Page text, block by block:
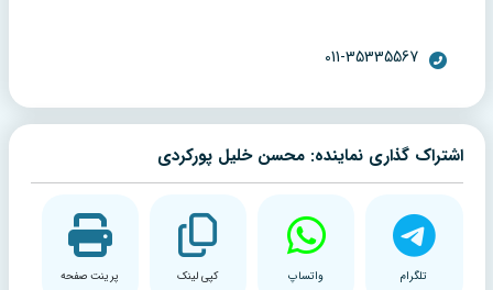
011-35335567
اشتراک گذاری نماینده: محسن خلیل پورکردی
تلگرام واتساپ کپی لینک پرینت صفحه